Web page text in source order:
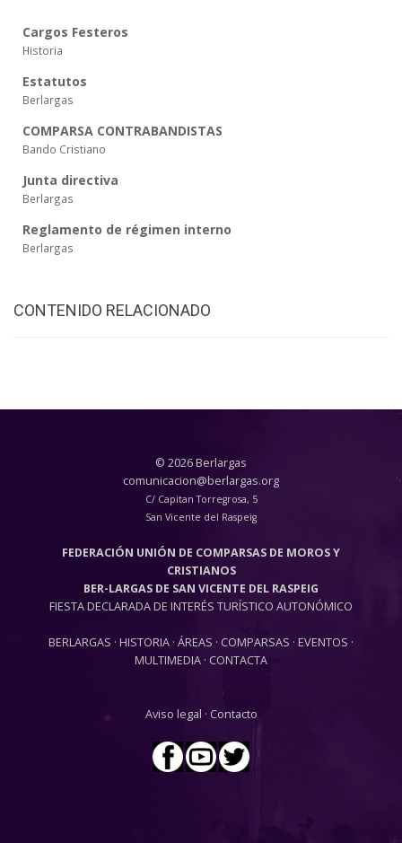
Cargos Festeros
Historia
Estatutos
Berlargas
COMPARSA CONTRABANDISTAS
Bando Cristiano
Junta directiva
Berlargas
Reglamento de régimen interno
Berlargas
CONTENIDO RELACIONADO
© 2026 Berlargas
comunicacion@berlargas.org
C/ Capitan Torregrosa, 5
San Vicente del Raspeig
FEDERACIÓN UNIÓN DE COMPARSAS DE MOROS Y
CRISTIANOS
BER-LARGAS DE SAN VICENTE DEL RASPEIG
FIESTA DECLARADA DE INTERÉS TURÍSTICO AUTONÓMICO
BERLARGAS · HISTORIA · ÁREAS · COMPARSAS · EVENTOS ·
MULTIMEDIA · CONTACTA
Aviso legal · Contacto